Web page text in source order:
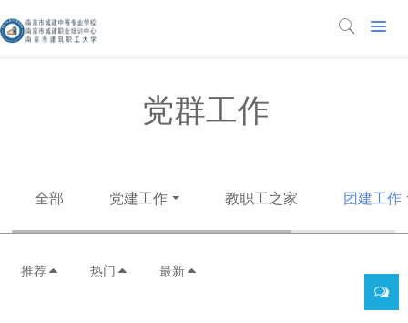
党群工作
全部 党建工作 教职工之家 团建工作
推荐 热门 最新